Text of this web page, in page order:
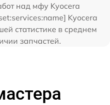
над мфу Kyocera
Kyocera
статистике в среднем
запчастей.